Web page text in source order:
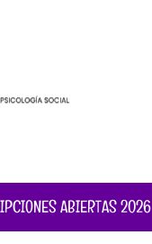
ABIERTAS 2026